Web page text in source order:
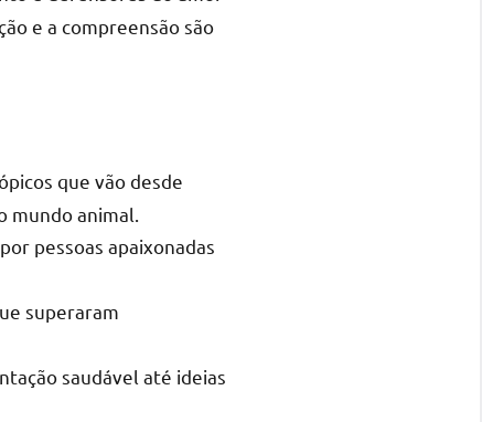
e a compreensão são
que vão desde
mundo animal.
pessoas apaixonadas
superaram
saudável até ideias